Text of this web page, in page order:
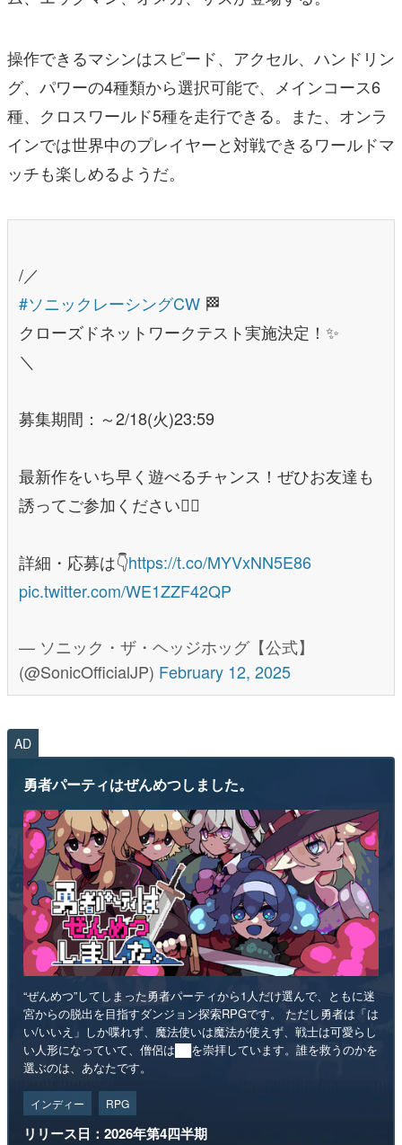
操作できるマシンはスピード、アクセル、ハンドリン
グ、パワーの4種類から選択可能で、メインコース6
種、クロスワールド5種を走行できる。また、オンラ
インでは世界中のプレイヤーと対戦できるワールドマ
ッチも楽しめるようだ。
/／
#ソニックレーシングCW 🏁
クローズドネットワークテスト実施決定！✨
＼
募集期間：～2/18(火)23:59
最新作をいち早く遊べるチャンス！ぜひお友達も
誘ってご参加ください🙋‍♂️
詳細・応募は👇https://t.co/MYVxNN5E86
pic.twitter.com/WE1ZZF42QP
— ソニック・ザ・ヘッジホッグ【公式】
(@SonicOfficialJP) February 12, 2025
AD
勇者パーティはぜんめつしました。
“ぜんめつ”してしまった勇者パーティから1人だけ選んで、ともに迷
宮からの脱出を目指すダンジョン探索RPGです。 ただし勇者は「は
い/いいえ」しか喋れず、魔法使いは魔法が使えず、戦士は可愛らし
い人形になっていて、僧侶は██を崇拝しています。誰を救うのかを
選ぶのは、あなたです。
インディー RPG
リリース日：2026年第4四半期